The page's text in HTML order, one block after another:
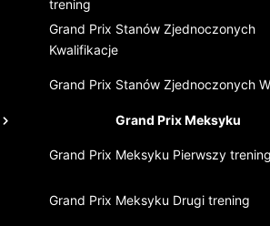
trening
Grand Prix Stanów Zjednoczonych
Kwalifikacje
Grand Prix Stanów Zjednoczonych
Grand Prix Meksyku
Grand Prix Meksyku Pierwszy trening
Grand Prix Meksyku Drugi trening